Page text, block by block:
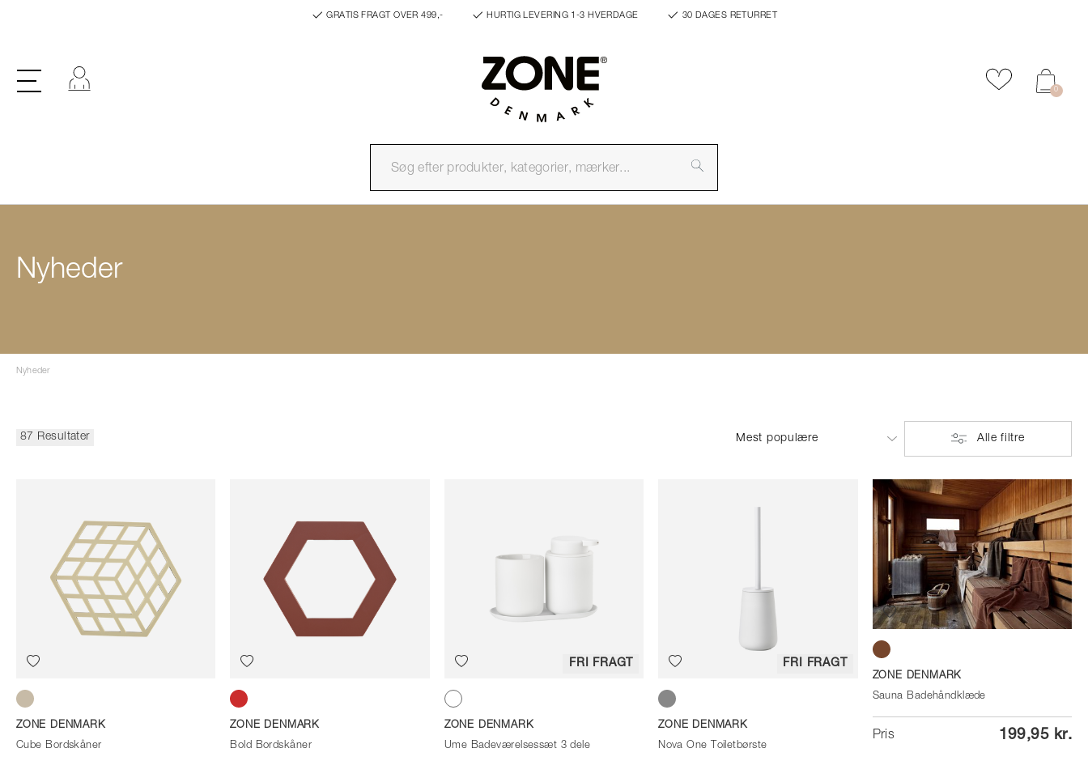
GRATIS FRAGT OVER 499,- HURTIG LEVERING 1-3 HVERDAGE 30 DAGES RETURRET
Tilføj til
0
Nyheder
Nyheder
87 Resultater Alle filtre
Warm Sand
ZONE DENMARK
Cube Bordskåner
Burgundy
ZONE DENMARK
Bold Bordskåner
FRI FRAGT
White
ZONE DENMARK
Ume Badeværelsessæt 3 dele
FRI FRAGT
Soft Grey
ZONE DENMARK
Nova One Toiletbørste
Taupe
ZONE DENMARK
Sauna Badehåndklæde
Pris 199,95 kr.